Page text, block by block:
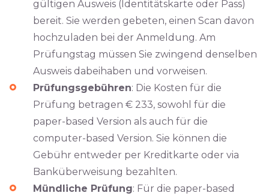
gültigen Ausweis (Identitätskarte oder Pass)
bereit. Sie werden gebeten, einen Scan davon
hochzuladen bei der Anmeldung. Am
Prüfungstag müssen Sie zwingend denselben
Ausweis dabeihaben und vorweisen.
Prüfungsgebühren: Die Kosten für die
Prüfung betragen € 233, sowohl für die
paper-based Version als auch für die
computer-based Version. Sie können die
Gebühr entweder per Kreditkarte oder via
Banküberweisung bezahlten.
Mündliche Prüfung: Für die paper-based